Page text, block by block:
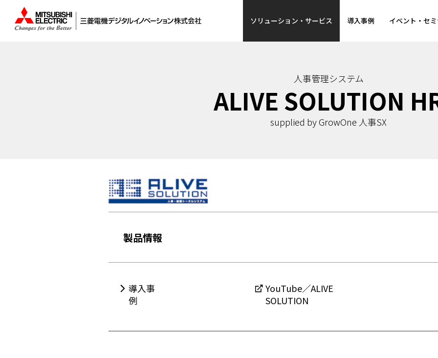
ソリューション・サービス 導入事例 イベント・セ
人事管理システム
ALIVE SOLUTION
supplied by GrowOne 人事SX
製品情報
導入事
例
YouTube／ALIVE
SOLUTION